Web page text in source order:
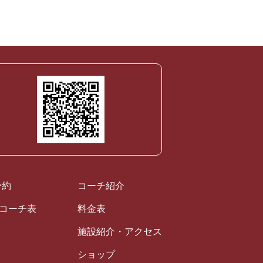
ーチ表
コーチ紹介
料金表
施設紹介・アクセス
ショップ